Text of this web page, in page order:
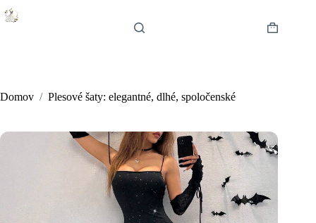
Skip
to
Shopping
Domov / Plesové šaty: elegantné, dlhé, spoločenské